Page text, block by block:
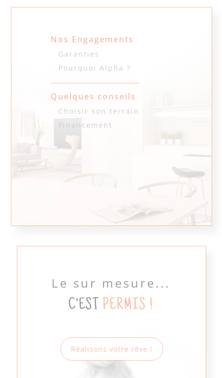
Nos Engagements
Garanties
Pourquoi Alpha ?
Quelques conseils
Choisir son terrain
Financement
Le sur mesure...
C'EST PERMIS !
Réalisons votre rêve !